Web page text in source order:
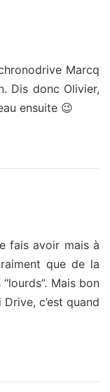
Marcq
Dis donc Olivier,
ensuite 😉
fais avoir mais à
que de la
Mais bon
c’est quand